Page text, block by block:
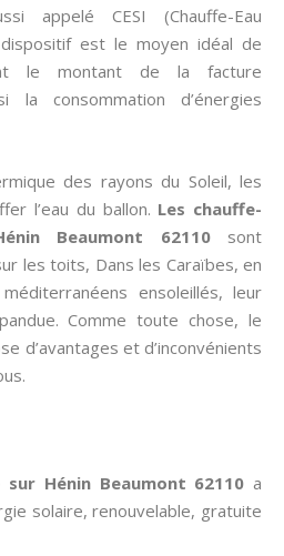
appelé CESI (Chauffe-Eau
est le moyen idéal de
le montant de la facture
la consommation d’énergies
des rayons du Soleil, les
l’eau du ballon. Les chauffe-
Beaumont 62110sont
les toits, Dans les Caraïbes, en
ensoleillés, leur
Comme toute chose, le
d’avantages et d’inconvénients
sur Hénin Beaumont 62110 a
solaire, renouvelable, gratuite